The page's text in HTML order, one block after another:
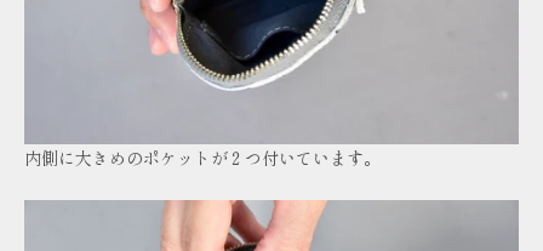
内側に大きめのポケットが２つ付いています。